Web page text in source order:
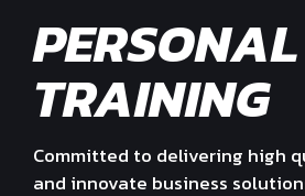
PERSONAL
TRAINING
Committed to delivering high
and innovate business